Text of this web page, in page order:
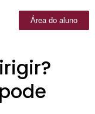
Área do aluno